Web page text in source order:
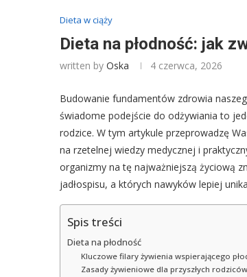
Dieta w ciąży
Dieta na płodność: jak
written by Oska 4 czerwca, 2026
Budowanie fundamentów zdrowia
świadome podejście do odżywiania to
rodzice. W tym artykule przeprowadzę
na rzetelnej wiedzy medycznej i
organizmy na tę najważniejszą życiową
jadłospisu, a których nawyków lepiej
Spis treści
Dieta na płodność
Kluczowe filary żywienia wspierającego
Zasady żywieniowe dla przyszłych rodziców